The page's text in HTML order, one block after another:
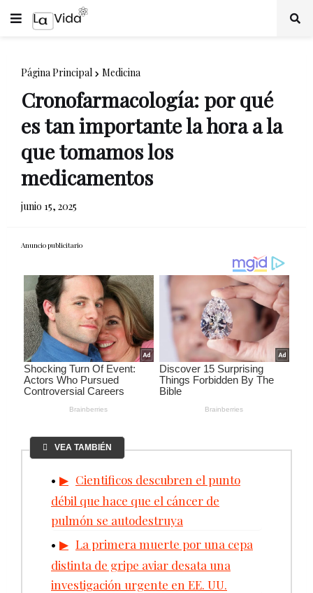
Página Principal Medicina
Cronofarmacología: por qué
es tan importante la hora a la
que tomamos los
medicamentos
junio 15, 2025
Anuncio publicitario
VEA TAMBIÉN
Cientificos descubren el punto
débil que hace que el cáncer de
pulmón se autodestruya
La primera muerte por una cepa
distinta de gripe aviar desata una
investigación urgente en EE. UU.